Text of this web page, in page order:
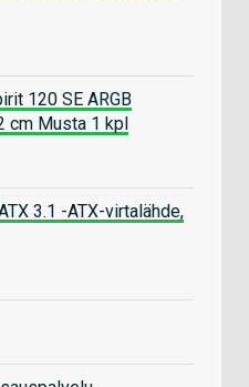
120 SE ARGB
cm Musta 1 kpl
3.1 -ATX-virtalähde,